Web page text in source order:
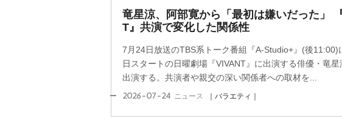
竜星涼、阿部寛から「最初は嫌いだった」
T』共演で変化した関係性
7月24日放送のTBS系トーク番組『A-Studio+』(後11:00)
日スタートの日曜劇場『VIVANT』に出演する俳優・竜星
出演する。共演者や親交の深い関係者への取材を...
2026-07-24 ニュース ｜バラエティ｜